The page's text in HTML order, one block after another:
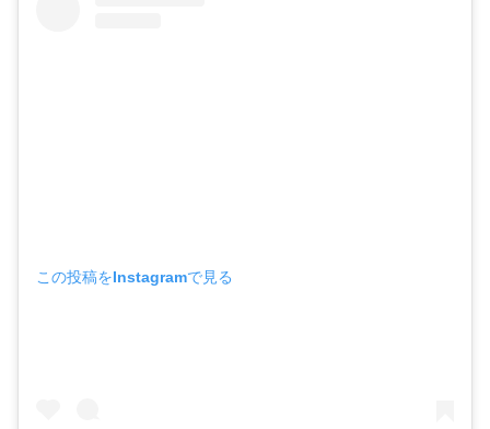
この投稿をInstagramで見る